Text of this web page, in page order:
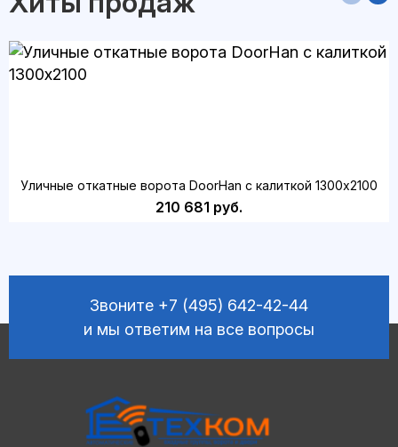
Уличные откатные ворота DoorHan с калиткой 1300х2100
210 681 руб.
Звоните +7 (495) 642-42-44
и мы ответим на все вопросы